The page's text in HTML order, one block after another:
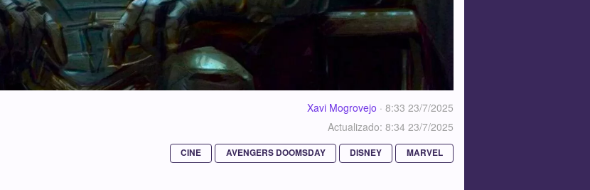
Xavi Mogrovejo · 8:33 23/7/2025
Actualizado: 8:34 23/7/2025
CINE AVENGERS DOOMSDAY DISNEY MARVEL